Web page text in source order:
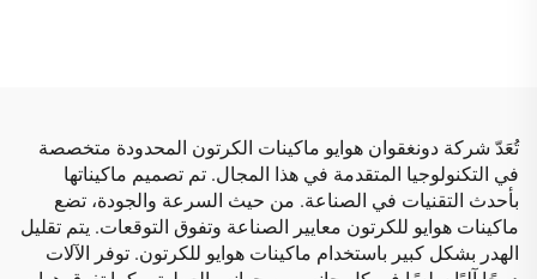
تُعَدّ شركة دونغقوان هوايو ماكينات الكرتون المحدودة متخصصة
في التكنولوجيا المتقدمة في هذا المجال. تم تصميم ماكيناتها
بأحدث التقنيات في الصناعة. من حيث السرعة والجودة، تضع
ماكينات هوايو للكرتون معايير الصناعة وتفوق التوقعات. يتم تقليل
الهدر بشكل كبير باستخدام ماكينات هوايو للكرتون. توفر الآلات